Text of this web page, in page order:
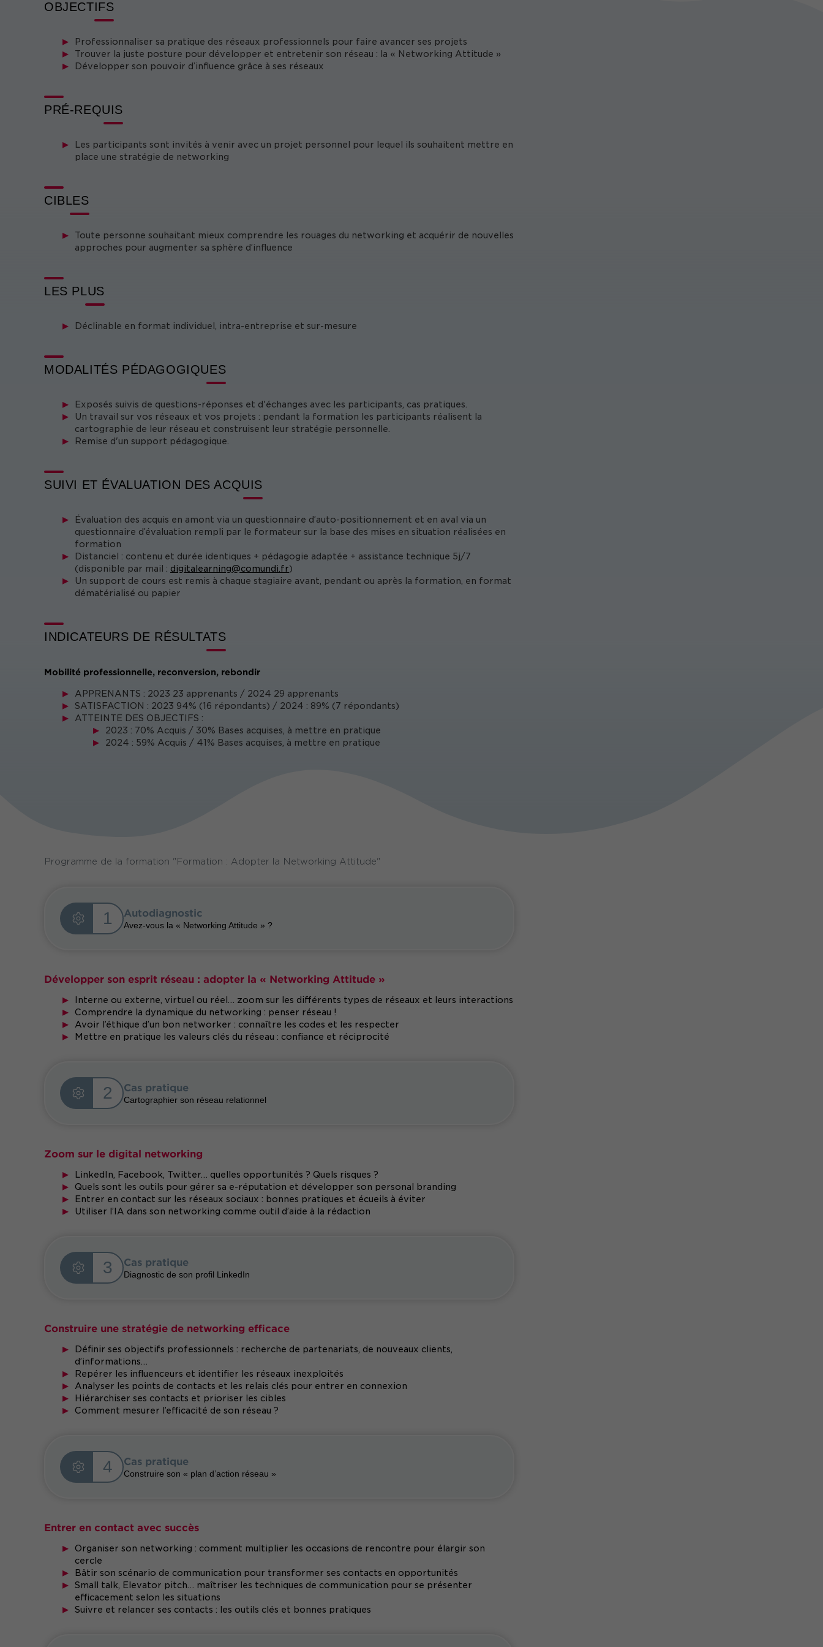
OBJECTIFS
Professionnaliser sa pratique des réseaux professionnels pour faire avancer ses projets
Trouver la juste posture pour développer et entretenir son réseau : la « Networking Attitude »
Développer son pouvoir d’influence grâce à ses réseaux
PRÉ-REQUIS
Les participants sont invités à venir avec un projet personnel pour lequel ils souhaitent mettre en
place une stratégie de networking
CIBLES
Toute personne souhaitant mieux comprendre les rouages du networking et acquérir de nouvelles
approches pour augmenter sa sphère d’influence
LES PLUS
Déclinable en format individuel, intra-entreprise et sur-mesure
MODALITÉS PÉDAGOGIQUES
Exposés suivis de questions-réponses et d'échanges avec les participants, cas pratiques.
Un travail sur vos réseaux et vos projets : pendant la formation les participants réalisent la
cartographie de leur réseau et construisent leur stratégie personnelle.
Remise d'un support pédagogique.
SUIVI ET ÉVALUATION DES ACQUIS
Évaluation des acquis en amont via un questionnaire d’auto-positionnement et en aval via un
questionnaire d’évaluation rempli par le formateur sur la base des mises en situation réalisées en
formation
Distanciel : contenu et durée identiques + pédagogie adaptée + assistance technique 5j/7
(disponible par mail : digitalearning@comundi.fr)
Un support de cours est remis à chaque stagiaire avant, pendant ou après la formation, en format
dématérialisé ou papier
INDICATEURS DE RÉSULTATS
Mobilité professionnelle, reconversion, rebondir
APPRENANTS : 2023 23 apprenants / 2024 29 apprenants
SATISFACTION : 2023 94% (16 répondants) / 2024 : 89% (7 répondants)
ATTEINTE DES OBJECTIFS :
2023 : 70% Acquis / 30% Bases acquises, à mettre en pratique
2024 : 59% Acquis / 41% Bases acquises, à mettre en pratique
Programme de la formation "Formation : Adopter la Networking Attitude"
1 Autodiagnostic
Avez-vous la « Networking Attitude » ?
Développer son esprit réseau : adopter la « Networking Attitude »
Interne ou externe, virtuel ou réel… zoom sur les différents types de réseaux et leurs interactions
Comprendre la dynamique du networking : penser réseau !
Avoir l’éthique d’un bon networker : connaître les codes et les respecter
Mettre en pratique les valeurs clés du réseau : confiance et réciprocité
2 Cas pratique
Cartographier son réseau relationnel
Zoom sur le digital networking
LinkedIn, Facebook, Twitter… quelles opportunités ? Quels risques ?
Quels sont les outils pour gérer sa e-réputation et développer son personal branding
Entrer en contact sur les réseaux sociaux : bonnes pratiques et écueils à éviter
Utiliser l’IA dans son networking comme outil d’aide à la rédaction
3 Cas pratique
Diagnostic de son profil LinkedIn
Construire une stratégie de networking efficace
Définir ses objectifs professionnels : recherche de partenariats, de nouveaux clients,
d’informations…
Repérer les influenceurs et identifier les réseaux inexploités
Analyser les points de contacts et les relais clés pour entrer en connexion
Hiérarchiser ses contacts et prioriser les cibles
Comment mesurer l’efficacité de son réseau ?
4 Cas pratique
Construire son « plan d’action réseau »
Entrer en contact avec succès
Organiser son networking : comment multiplier les occasions de rencontre pour élargir son
cercle
Bâtir son scénario de communication pour transformer ses contacts en opportunités
Small talk, Elevator pitch… maîtriser les techniques de communication pour se présenter
efficacement selon les situations
Suivre et relancer ses contacts : les outils clés et bonnes pratiques